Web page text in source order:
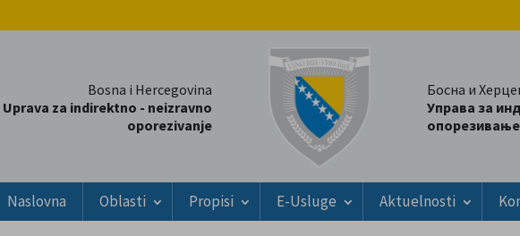
Bosna i Hercegovina
Uprava za indirektno - neizravno
oporezivanje
Босна и
Управа за
опорезивање
Naslovna Oblasti Propisi E-Usluge Aktuelnosti